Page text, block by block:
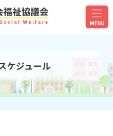
ケジュール